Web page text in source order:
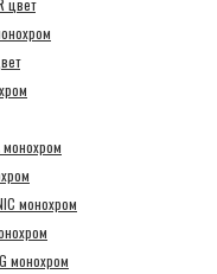
цвет
монохром
монохром
монохром